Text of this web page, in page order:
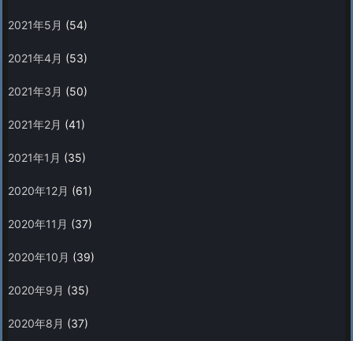
2021年5月 (54)
2021年4月 (53)
2021年3月 (50)
2021年2月 (41)
2021年1月 (35)
2020年12月 (61)
2020年11月 (37)
2020年10月 (39)
2020年9月 (35)
2020年8月 (37)